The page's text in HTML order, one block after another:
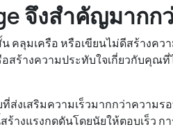
จึงสำคัญมากก
ลุมเครือ หรือเขียนไม่ดีสร้างคว
สร้างความประทับใจเกี่ยวกับคุณ
ส่งเสริมความเร็วมากกว่าความร
งแรงกดดันโดยนัยให้ตอบเร็ว ก